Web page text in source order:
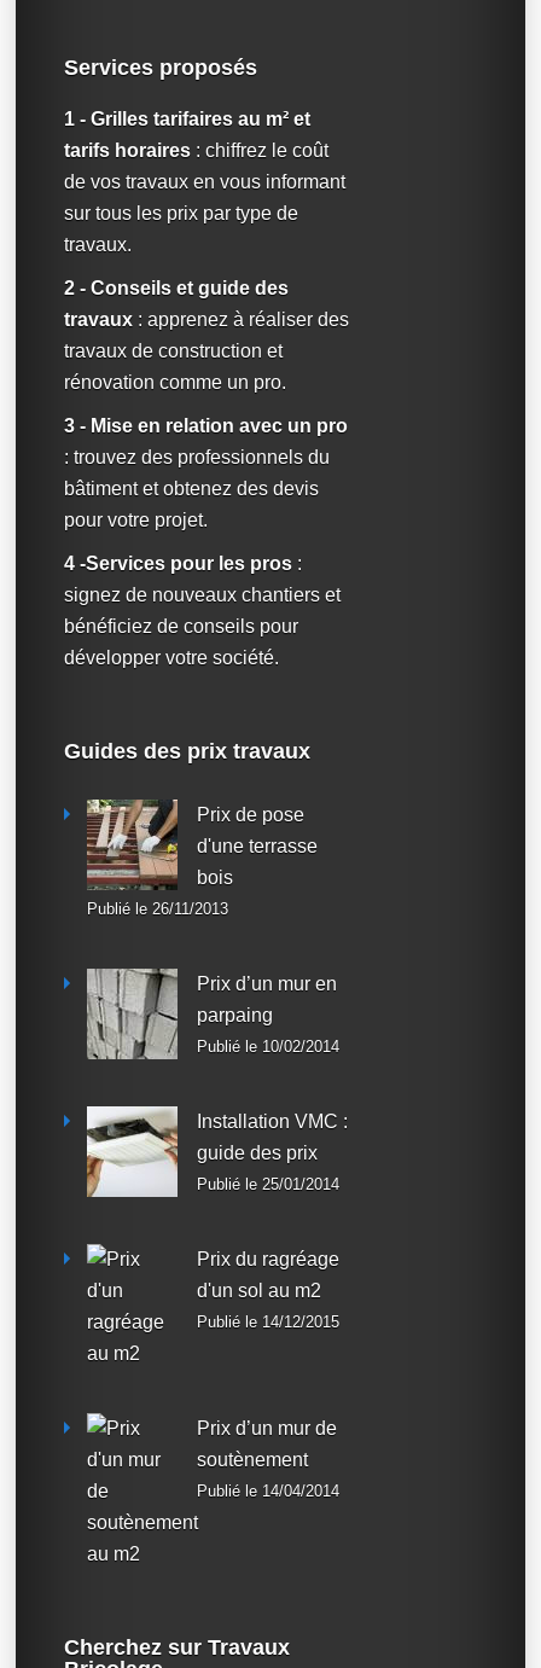
Services proposés
1 - Grilles tarifaires au m² et
tarifs horaires : chiffrez le coût
de vos travaux en vous informant
sur tous les prix par type de
travaux.
2 - Conseils et guide des
travaux : apprenez à réaliser des
travaux de construction et
rénovation comme un pro.
3 - Mise en relation avec un pro
: trouvez des professionnels du
bâtiment et obtenez des devis
pour votre projet.
4 -Services pour les pros :
signez de nouveaux chantiers et
bénéficiez de conseils pour
développer votre société.
Guides des prix travaux
Prix de pose
d'une terrasse
bois
Publié le 26/11/2013
Prix d’un mur en
parpaing
Publié le 10/02/2014
Installation VMC :
guide des prix
Publié le 25/01/2014
Prix du ragréage
d'un sol au m2
Publié le 14/12/2015
Prix d’un mur de
soutènement
Publié le 14/04/2014
Cherchez sur Travaux